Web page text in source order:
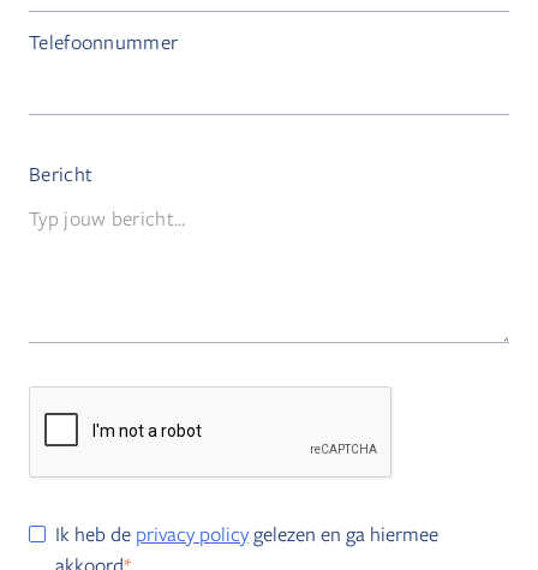
Telefoonnummer
Bericht
Ik heb de privacy policygelezen en ga hiermee